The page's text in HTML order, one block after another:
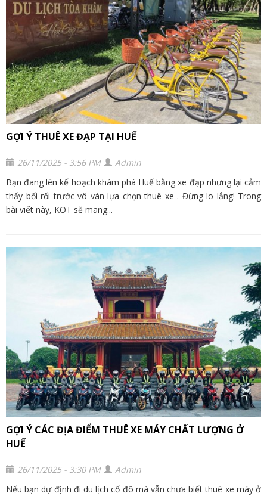
GỢI Ý THUÊ XE ĐẠP TẠI HUẾ
26/11/2025 - 3:56 PM
Admin
Bạn đang lên kế hoạch khám phá Huế bằng xe đạp nhưng lại cảm
thấy bối rối trước vô vàn lựa chọn thuê xe . Đừng lo lắng! Trong
bài viết này, KOT sẽ mang...
GỢI Ý CÁC ĐỊA ĐIỂM THUÊ XE MÁY CHẤT LƯỢNG Ở
HUẾ
26/11/2025 - 3:30 PM
Admin
Nếu bạn dự định đi du lịch cố đô mà vẫn chưa biết thuê xe máy ở